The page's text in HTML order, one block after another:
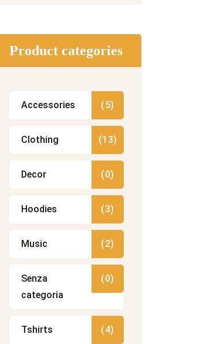
Product categories
Accessories (5)
Clothing (13)
Decor (0)
Hoodies (3)
Music (2)
Senza
categoria
(0)
Tshirts (4)